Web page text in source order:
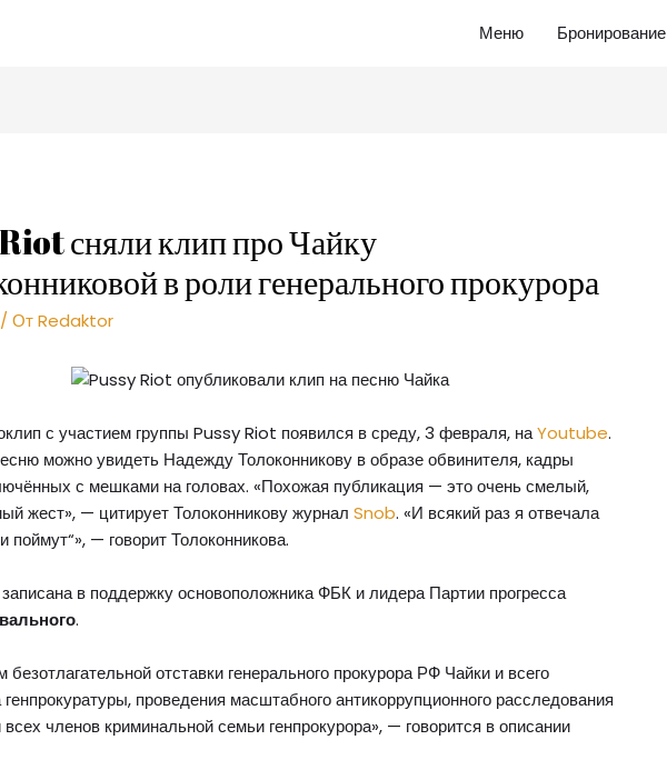
Меню Бронирование
сняли клип про Чайку
в роли генерального прокурора
/ ОтRedaktor
с участием группы Pussy Riot появился в среду, 3 февраля, наYoutube.
можно увидеть Надежду Толоконникову в образе обвинителя, кадры
с мешками на головах. «Похожая публикация — это очень смелый,
жест», — цитирует Толоконникову журналSnob. «И всякий раз я отвечала
поймут“», — говорит Толоконникова.
в поддержку основоположника ФБК и лидера Партии прогресса
.
отставки генерального прокурора РФ Чайки и всего
генпрокуратуры, проведения масштабного антикоррупционного расследования
членов криминальной семьи генпрокурора», — говорится в описании